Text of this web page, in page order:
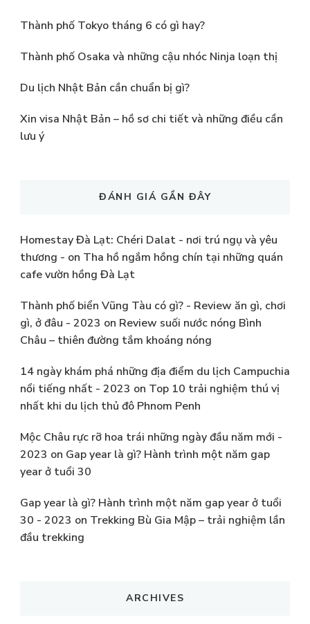
Thành phố Tokyo tháng 6 có gì hay?
Thành phố Osaka và những cậu nhóc Ninja loạn thị
Du lịch Nhật Bản cần chuẩn bị gì?
Xin visa Nhật Bản – hồ sơ chi tiết và những điều cần
lưu ý
ĐÁNH GIÁ GẦN ĐÂY
Homestay Đà Lạt: Chéri Dalat - nơi trú ngụ và yêu
thương - on Tha hồ ngắm hồng chín tại những quán
cafe vườn hồng Đà Lạt
Thành phố biển Vũng Tàu có gì? - Review ăn gì, chơi
gì, ở đâu - 2023 on Review suối nước nóng Bình
Châu – thiên đường tắm khoáng nóng
14 ngày khám phá những địa điểm du lịch Campuchia
nổi tiếng nhất - 2023 on Top 10 trải nghiệm thú vị
nhất khi du lịch thủ đô Phnom Penh
Mộc Châu rực rỡ hoa trái những ngày đầu năm mới -
2023 on Gap year là gì? Hành trình một năm gap
year ở tuổi 30
Gap year là gì? Hành trình một năm gap year ở tuổi
30 - 2023 on Trekking Bù Gia Mập – trải nghiệm lần
đầu trekking
ARCHIVES